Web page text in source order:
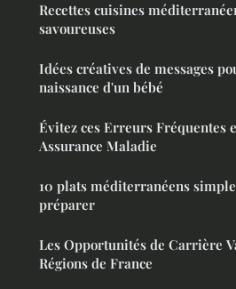
Recettes cuisines
savoureuses
Idées créatives de messages
naissance d'un bébé
Évitez ces Erreurs Fréquentes
Assurance Maladie
10 plats méditerranéens
préparer
Les Opportunités de Carrière
Régions de France